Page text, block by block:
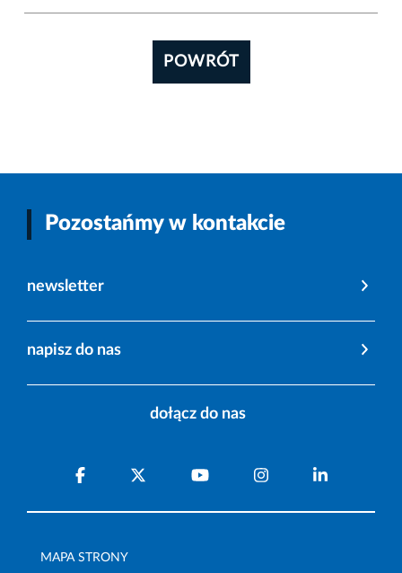
POWRÓT
Pozostańmy w kontakcie
newsletter
napisz do nas
dołącz do nas
MAPA STRONY